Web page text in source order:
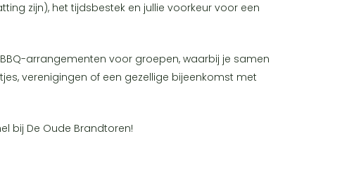
zijn), het tijdsbestek en jullie voorkeur voor een
arrangementen voor groepen, waarbij je samen
verenigingen of een gezellige bijeenkomst met
bij De Oude Brandtoren!